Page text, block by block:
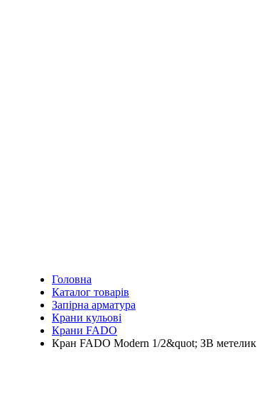
Головна
Каталог товарів
Запірна арматура
Крани кульові
Крани FADO
Кран FADO Modern 1/2&quot; ЗВ метелик